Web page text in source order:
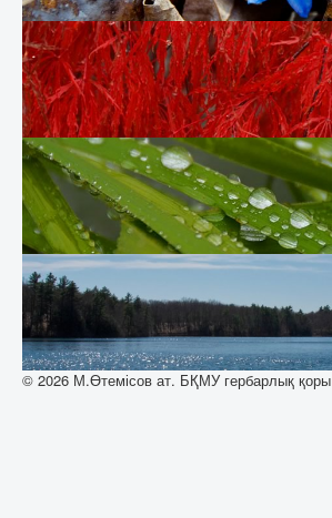
© 2026 М.Өтемісов ат. БҚМУ гербарлық қоры